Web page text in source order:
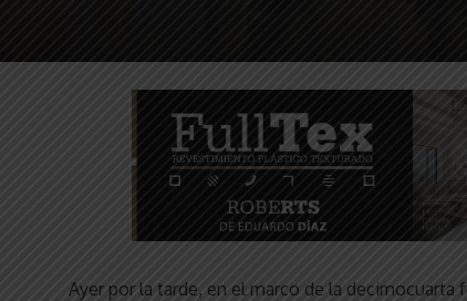
Ayer por la tarde, en el marco de la